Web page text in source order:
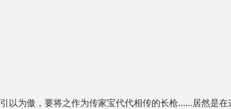
以为傲，要将之作为传家宝代代相传的长枪......居然是在